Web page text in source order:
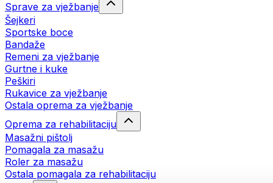
Sprave za vježbanje
Šejkeri
Sportske boce
Bandaže
Remeni za vježbanje
Gurtne i kuke
Peškiri
Rukavice za vježbanje
Ostala oprema za vježbanje
Oprema za rehabilitaciju
Masažni pištolj
Pomagala za masažu
Roler za masažu
Ostala pomagala za rehabilitaciju